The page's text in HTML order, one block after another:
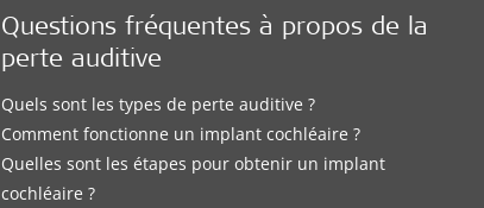
Questions fréquentes à propos de la
perte auditive
Quels sont les types de perte auditive ?
Comment fonctionne un implant cochléaire ?
Quelles sont les étapes pour obtenir un implant
cochléaire ?